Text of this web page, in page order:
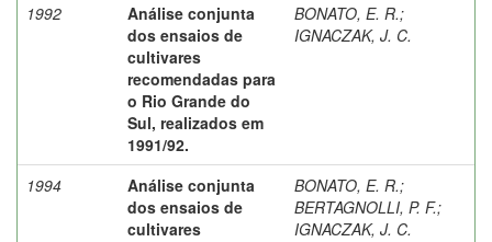
1992
Análise conjunta
dos ensaios de
cultivares
recomendadas para
o Rio Grande do
Sul, realizados em
1991/92.
BONATO, E. R.;
IGNACZAK, J. C.
1994
Análise conjunta
dos ensaios de
cultivares
BONATO, E. R.;
BERTAGNOLLI, P. F.;
IGNACZAK, J. C.